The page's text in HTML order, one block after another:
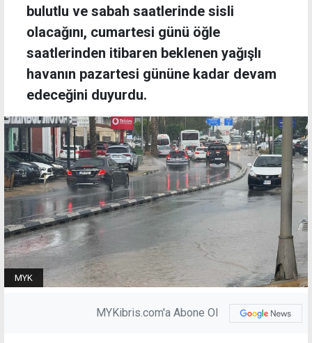
bulutlu ve sabah saatlerinde sisli
olacağını, cumartesi günü öğle
saatlerinden itibaren beklenen yağışlı
havanın pazartesi gününe kadar devam
edeceğini duyurdu.
MYK
MYKibris.com'a Abone Ol